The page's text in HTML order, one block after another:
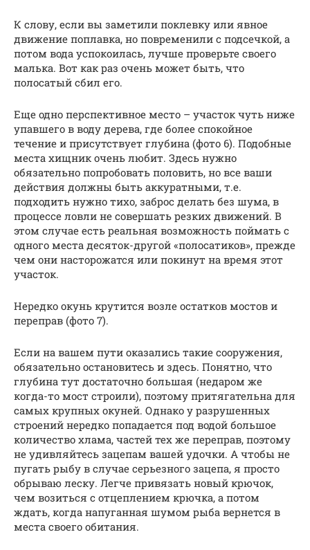
К слову, если вы заметили поклевку или явное
движение поплавка, но повременили с подсечкой, а
потом вода успокоилась, лучше проверьте своего
малька. Вот как раз очень может быть, что
полосатый сбил его.
Еще одно перспективное место – участок чуть ниже
упавшего в воду дерева, где более спокойное
течение и присутствует глубина (фото 6). Подобные
места хищник очень любит. Здесь нужно
обязательно попробовать половить, но все ваши
действия должны быть аккуратными, т.е.
подходить нужно тихо, заброс делать без шума, в
процессе ловли не совершать резких движений. В
этом случае есть реальная возможность поймать с
одного места десяток-другой «полосатиков», прежде
чем они насторожатся или покинут на время этот
участок.
Нередко окунь крутится возле остатков мостов и
переправ (фото 7).
Если на вашем пути оказались такие сооружения,
обязательно остановитесь и здесь. Понятно, что
глубина тут достаточно большая (недаром же
когда-то мост строили), поэтому притягательна для
самых крупных окуней. Однако у разрушенных
строений нередко попадается под водой большое
количество хлама, частей тех же переправ, поэтому
не удивляйтесь зацепам вашей удочки. А чтобы не
пугать рыбу в случае серьезного зацепа, я просто
обрываю леску. Легче привязать новый крючок,
чем возиться с отцеплением крючка, а потом
ждать, когда напуганная шумом рыба вернется в
места своего обитания.